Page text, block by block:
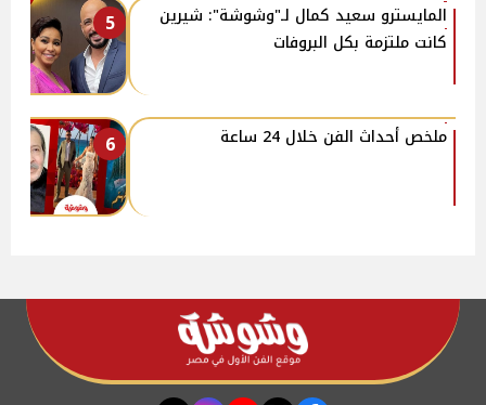
5
المايسترو سعيد كمال لـ"وشوشة": شيرين
كانت ملتزمة بكل البروفات
6 ملخص أحداث الفن خلال 24 ساعة